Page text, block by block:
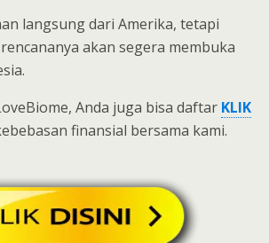
langsung dari Amerika, tetapi
akan segera membuka
Anda juga bisa daftar KLIK
finansial bersama kami.